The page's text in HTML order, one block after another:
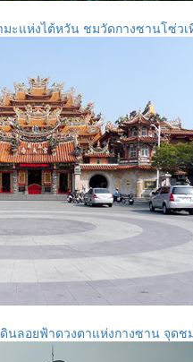
มะแห่งไต้หวัน ชมวัดกางซานโซ่วเ
ดินลอยฟ้าดวงตาแห่งกางซาน จุด